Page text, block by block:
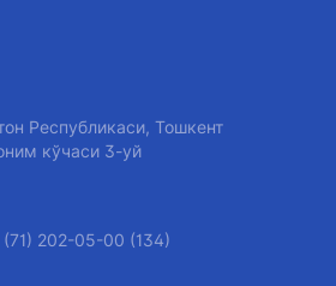
Республикаси, Тошкент
кўчаси 3-уй
202-05-00 (134)